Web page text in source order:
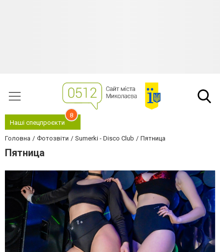
Наші спецпроєкти
8
Головна Фотозвіти Sumerki - Disco Club Пятница
Пятница